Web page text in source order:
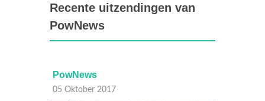
Recente uitzendingen van
PowNews
PowNews
05 Oktober 2017